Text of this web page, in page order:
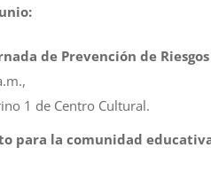
de Prevención de
1 de Centro Cultural.
para la comunidad